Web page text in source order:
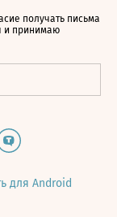
получать письма
и принимаю
для Android